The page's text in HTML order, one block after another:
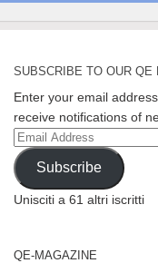
SUBSCRIBE TO OUR QE
Enter your email
receive notifications of
Email
Address
Subscribe
Unisciti a 61 altri iscritti
QE-MAGAZINE